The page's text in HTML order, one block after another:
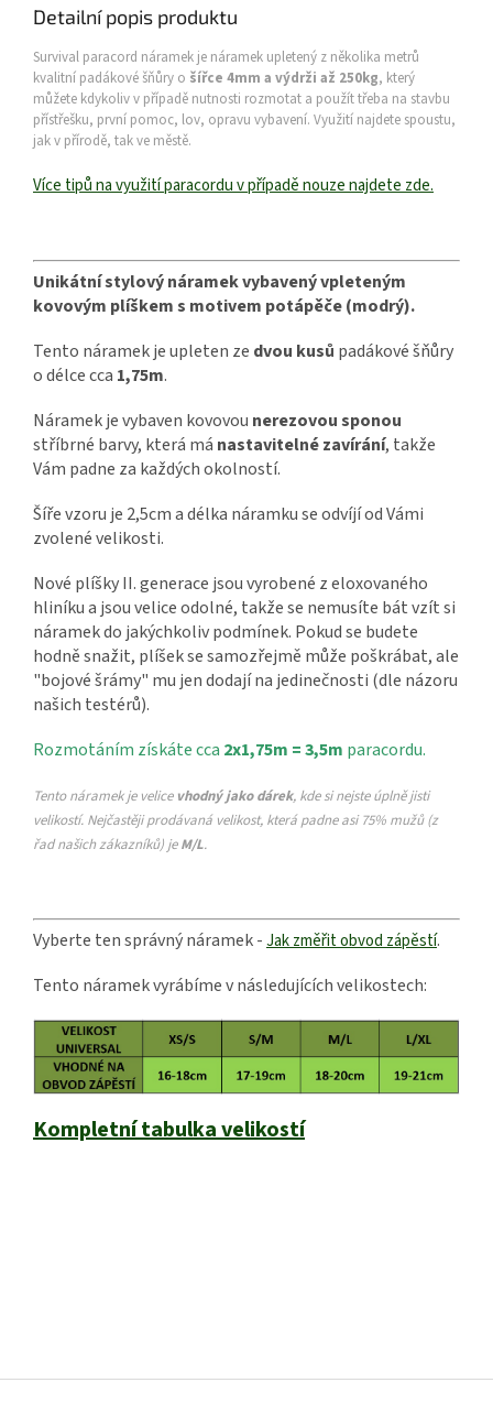
Detailní popis produktu
Survival paracord náramek je náramek upletený z několika metrů
kvalitní padákové šňůry o šířce 4mm a výdrži až 250kg, který
můžete kdykoliv v případě nutnosti rozmotat a použít třeba na stavbu
přístřešku, první pomoc, lov, opravu vybavení. Využití najdete spoustu,
jak v přírodě, tak ve městě.
Více tipů na využití paracordu v případě nouze najdete zde.
Unikátní stylový náramek vybavený vpleteným
kovovým plíškem s motivem potápěče (modrý).
Tento náramek je upleten ze dvou kusů padákové šňůry
o délce cca 1,75m.
Náramek je vybaven kovovou nerezovou sponou
stříbrné barvy, která má nastavitelné zavírání, takže
Vám padne za každých okolností.
Šíře vzoru je 2,5cm a délka náramku se odvíjí od Vámi
zvolené velikosti.
Nové plíšky II. generace jsou vyrobené z eloxovaného
hliníku a jsou velice odolné, takže se nemusíte bát vzít si
náramek do jakýchkoliv podmínek. Pokud se budete
hodně snažit, plíšek se samozřejmě může poškrábat, ale
"bojové šrámy" mu jen dodají na jedinečnosti (dle názoru
našich testérů).
Rozmotáním získáte cca 2x1,75m = 3,5m paracordu.
Tento náramek je velice vhodný jako dárek, kde si nejste úplně jisti
velikostí. Nejčastěji prodávaná velikost, která padne asi 75% mužů (z
řad našich zákazníků) jeM/L.
Vyberte ten správný náramek -Jak změřit obvod zápěstí.
Tento náramek vyrábíme v následujících velikostech:
Kompletní tabulka velikostí